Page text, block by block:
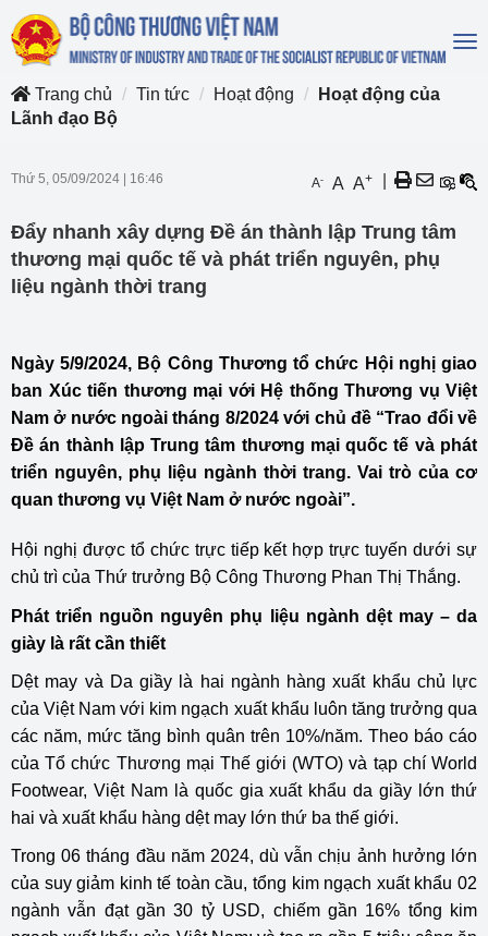
Trang chủ
Tin tức Hoạt động
Hoạt động của
Lãnh đạo Bộ
Thứ 5, 05/09/2024 16:46 A- A A+
Đẩy nhanh xây dựng Đề án thành lập Trung tâm
thương mại quốc tế và phát triển nguyên, phụ
liệu ngành thời trang
Ngày 5/9/2024, Bộ Công Thương tổ chức Hội nghị giao
ban Xúc tiến thương mại với Hệ thống Thương vụ Việt
Nam ở nước ngoài tháng 8/2024 với chủ đề “Trao đổi về
Đề án thành lập Trung tâm thương mại quốc tế và phát
triển nguyên, phụ liệu ngành thời trang. Vai trò của cơ
quan thương vụ Việt Nam ở nước ngoài”.
Hội nghị được tổ chức trực tiếp kết hợp trực tuyến dưới sự
chủ trì của Thứ trưởng Bộ Công Thương Phan Thị Thắng.
Phát triển nguồn nguyên phụ liệu ngành dệt may – da
giày là rất cần thiết
Dệt may và Da giầy là hai ngành hàng xuất khẩu chủ lực
của Việt Nam với kim ngạch xuất khẩu luôn tăng trưởng qua
các năm, mức tăng bình quân trên 10%/năm. Theo báo cáo
của Tổ chức Thương mại Thế giới (WTO) và tạp chí World
Footwear, Việt Nam là quốc gia xuất khẩu da giầy lớn thứ
hai và xuất khẩu hàng dệt may lớn thứ ba thế giới.
Trong 06 tháng đầu năm 2024, dù vẫn chịu ảnh hưởng lớn
của suy giảm kinh tế toàn cầu, tổng kim ngạch xuất khẩu 02
ngành vẫn đạt gần 30 tỷ USD, chiếm gần 16% tổng kim